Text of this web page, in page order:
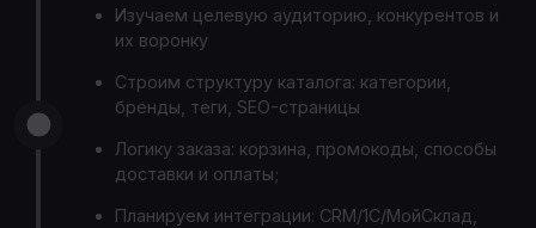
Изучаем целевую аудиторию, конкурентов и
их воронку
Строим структуру каталога: категории,
бренды, теги, SEO-страницы
Логику заказа: корзина, промокоды, способы
доставки и оплаты;
Планируем интеграции: CRM/1С/МойСклад,